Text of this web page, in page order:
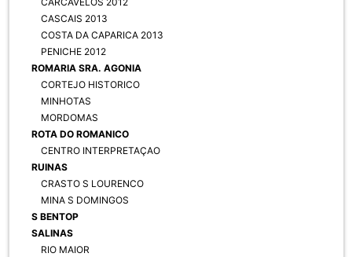
CASCAIS 2013
COSTA DA CAPARICA 2013
PENICHE 2012
ROMARIA SRA. AGONIA
CORTEJO HISTORICO
MINHOTAS
MORDOMAS
ROTA DO ROMANICO
CENTRO INTERPRETAÇAO
RUINAS
CRASTO S LOURENCO
MINA S DOMINGOS
S BENTOP
SALINAS
RIO MAIOR